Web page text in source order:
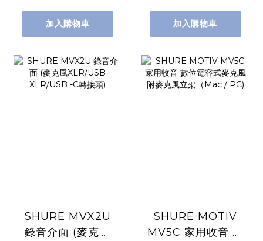
加入購物車 加入購物車
SHURE MVX2U
錄音介面 (麥克風
SHURE MOTIV
MV5C 家用收音 數